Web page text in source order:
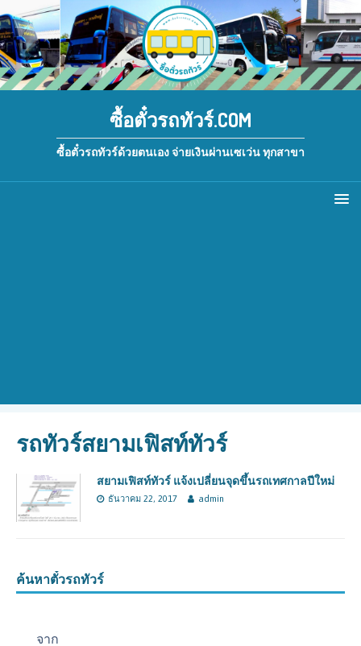
ซื้อตั๋วรถทัวร์.COM
ซื้อตั๋วรถทัวร์ด้วยตนเอง จ่ายเงินผ่านเซเว่น ทุกสาขา
รถทัวร์สยามเฟิสท์ทัวร์
สยามเฟิสท์ทัวร์ แจ้งเปลี่ยนจุดขึ้นรถเทศกาลปีใหม่
ธันวาคม 22, 2017 admin
ค้นหาตั๋วรถทัวร์